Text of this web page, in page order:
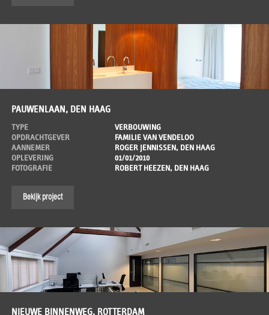
PAUWENLAAN, DEN HAAG
TYPE
VERBOUWING
OPDRACHTGEVER
FAMILIE VAN VENDELOO
AANNEMER
ROGER JENNISSEN, DEN HAAG
OPLEVERING
01/01/2010
FOTOGRAFIE
ROBERT HEEZEN, DEN HAAG
Bekijk project
NIEUWE BINNENWEG, ROTTERDAM